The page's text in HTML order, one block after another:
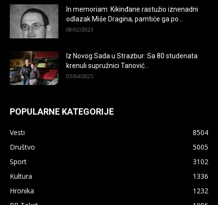
In memoriam: Kikinđane rastužio iznenadni
odlazak Miše Dragina, pamtiće ga po...
08/02/2023
Iz Novog Sada u Strazbur: Sa 80 studenata
krenuli supružnici Tanović...
03/04/2025
POPULARNE KATEGORIJE
Vesti
8504
Društvo
5005
Sport
3102
Kultura
1336
Hronika
1232